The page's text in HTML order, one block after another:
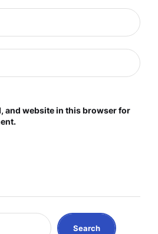
and website in this browser for
Search